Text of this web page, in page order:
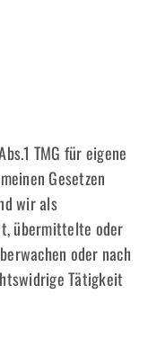
TMG für eigene
Gesetzen
wir als
übermittelte oder
oder nach
Tätigkeit